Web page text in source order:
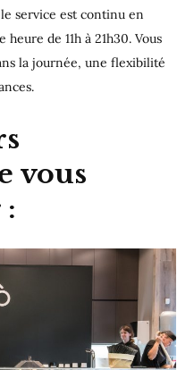
service est continu en
de 11h à 21h30. Vous
la journée, une flexibilité
vous